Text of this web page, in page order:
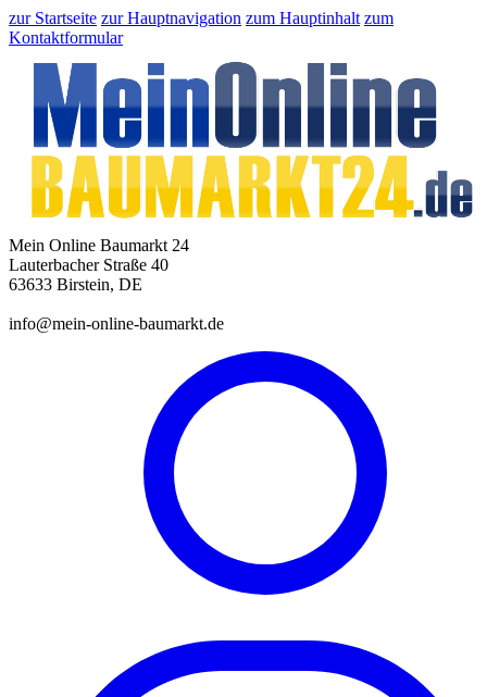
zur Startseite zur Hauptnavigation zum Hauptinhalt zum
Kontaktformular
Mein Online Baumarkt 24
Lauterbacher Straße 40
63633 Birstein, DE
info@mein-online-baumarkt.de